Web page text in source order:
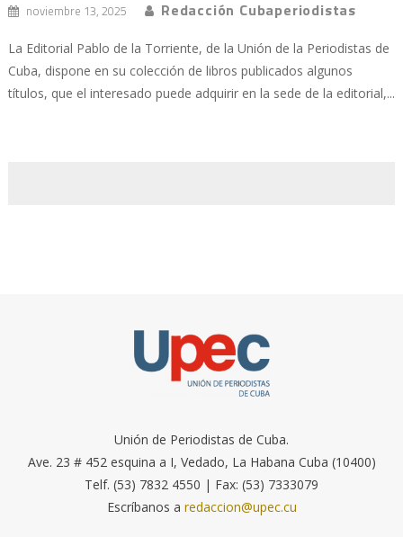
noviembre 13, 2025 Redacción Cubaperiodistas
La Editorial Pablo de la Torriente, de la Unión de la Periodistas de
Cuba, dispone en su colección de libros publicados algunos
títulos, que el interesado puede adquirir en la sede de la editorial,...
Unión de Periodistas de Cuba.
Ave. 23 # 452 esquina a I, Vedado, La Habana Cuba (10400)
Telf. (53) 7832 4550 | Fax: (53) 7333079
Escríbanos a redaccion@upec.cu